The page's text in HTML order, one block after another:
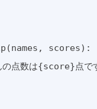
scores):
点数は{score}点で